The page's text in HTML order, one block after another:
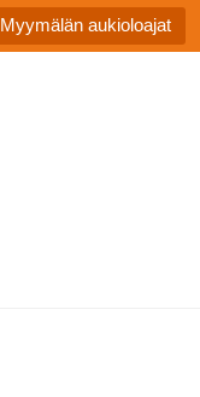
Myymälän aukioloajat